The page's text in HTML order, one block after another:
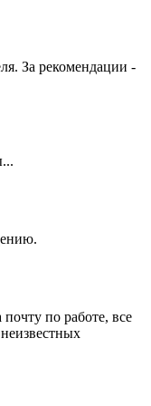
За рекомендации -
по работе, все